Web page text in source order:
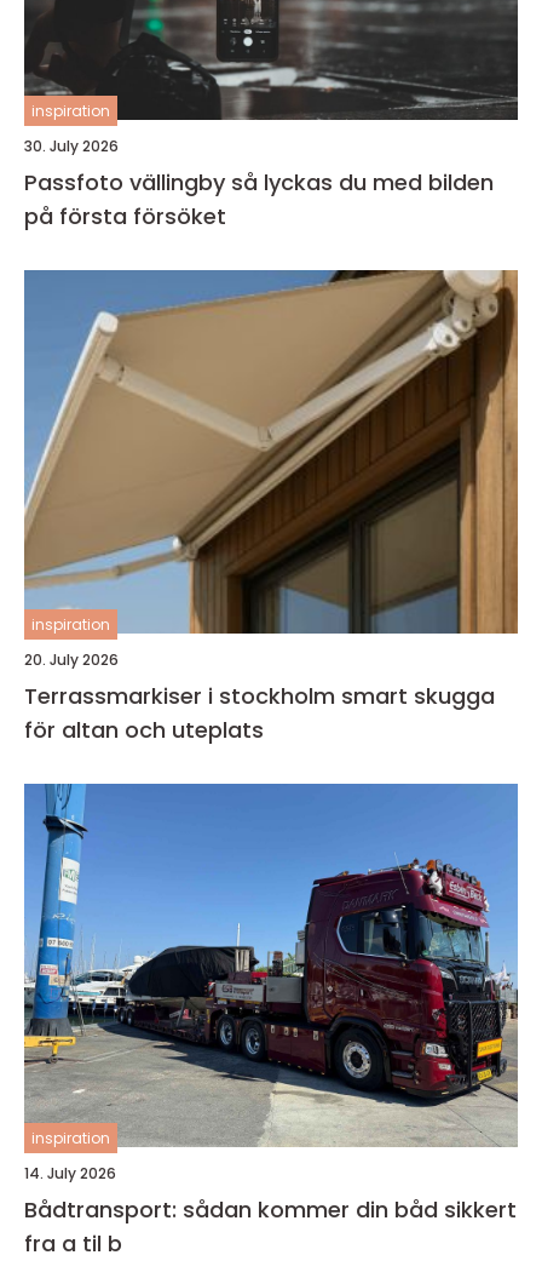
inspiration
30. July 2026
Passfoto vällingby så lyckas du med bilden
på första försöket
inspiration
20. July 2026
Terrassmarkiser i stockholm smart skugga
för altan och uteplats
inspiration
14. July 2026
Bådtransport: sådan kommer din båd sikkert
fra a til b